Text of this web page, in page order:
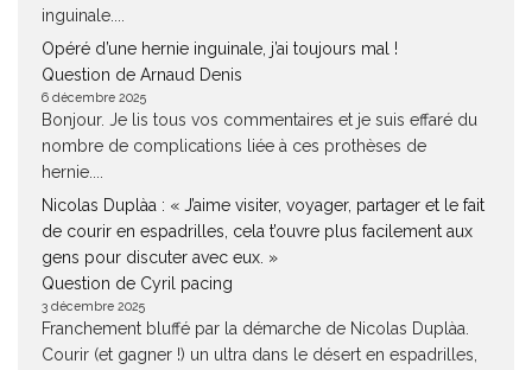
inguinale....
Opéré d’une hernie inguinale, j’ai toujours mal !
Question de Arnaud Denis
6 décembre 2025
Bonjour. Je lis tous vos commentaires et je suis effaré du
nombre de complications liée à ces prothèses de
hernie....
Nicolas Duplàa : « J’aime visiter, voyager, partager et le fait
de courir en espadrilles, cela t’ouvre plus facilement aux
gens pour discuter avec eux. »
Question de Cyril pacing
3 décembre 2025
Franchement bluffé par la démarche de Nicolas Duplàa.
Courir (et gagner !) un ultra dans le désert en espadrilles,